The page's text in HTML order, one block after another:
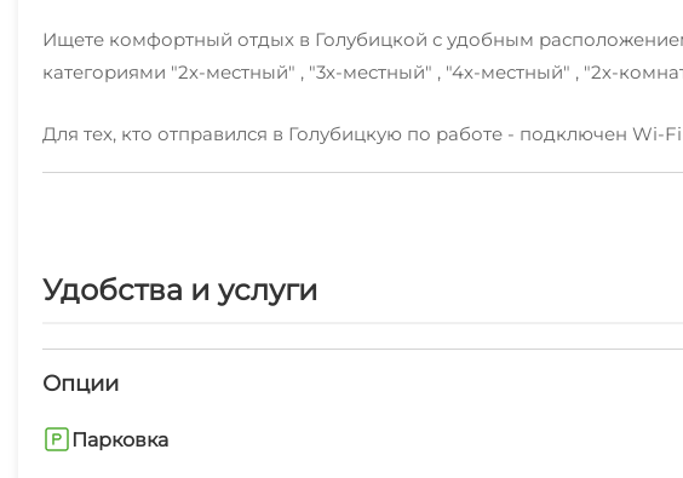
Ищете комфортный отдых в Голубицкой с удобным
категориями "2х-местный" , "3х-местный" , "4х-местный" , "2х-
Для тех, кто отправился в Голубицкую по работе - подключен Wi-Fi
К услугам отдыхающих: стиральная машина, гладильные
Рядом с нами есть пляж песчано, центр развлечений,
запоминающимся.Это любимая часть Голубицкой среди наших
Удобства и услуги
Опции
Парковка